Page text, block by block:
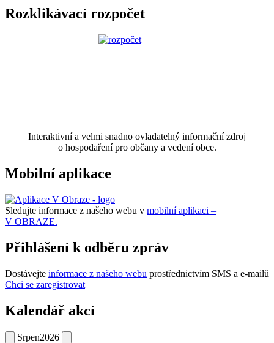
Rozklikávací rozpočet
Interaktivní a velmi snadno ovladatelný informační zdroj
o hospodaření pro občany a vedení obce.
Mobilní aplikace
Sledujte informace z našeho webu v mobilní aplikaci –
V OBRAZE.
Přihlášení k odběru zpráv
Dostávejte informace z našeho webu prostřednictvím SMS a e-mailů
Chci se zaregistrovat
Kalendář akcí
Srpen2026